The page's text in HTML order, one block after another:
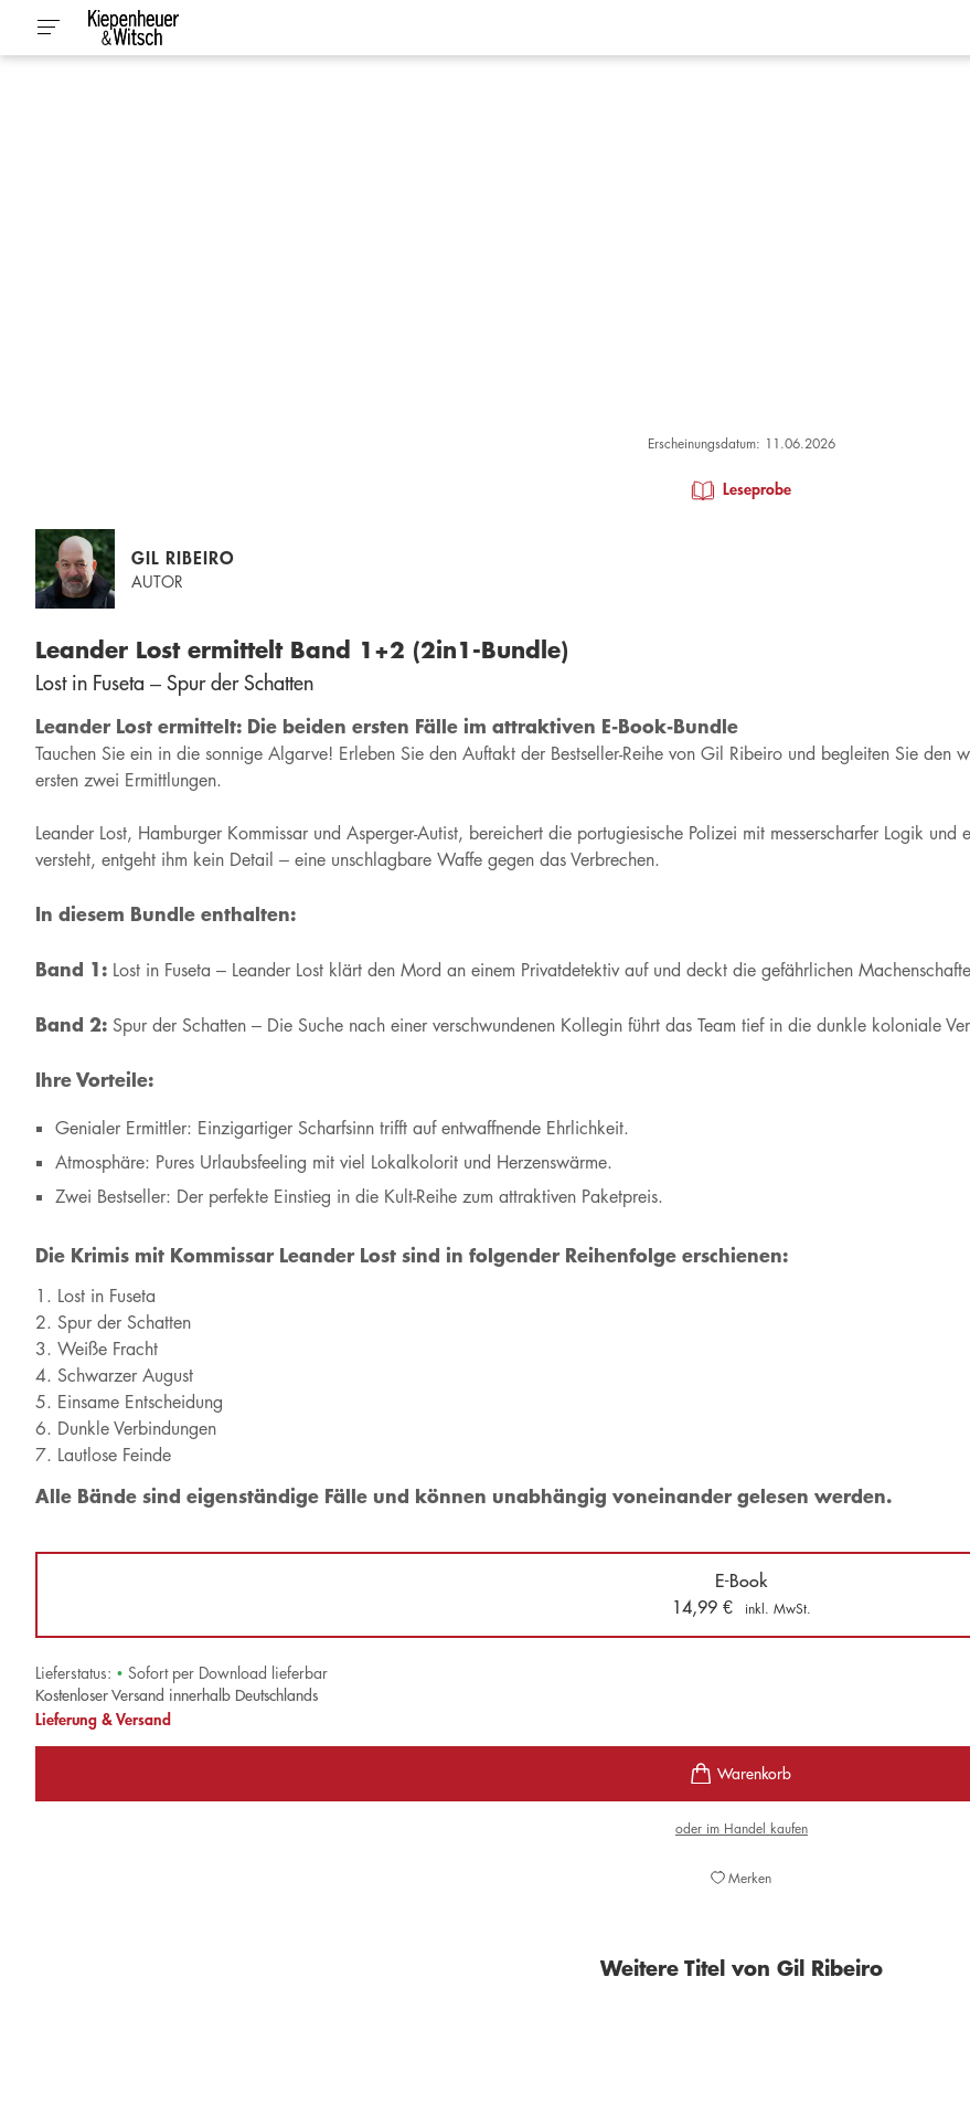
Erscheinungsdatum: 11.06.2026
Leseprobe
GIL RIBEIRO
AUTOR
Leander Lost ermittelt Band 1+2 (2in1-Bundle)
Lost in Fuseta – Spur der Schatten
Leander Lost ermittelt: Die beiden ersten Fälle im attraktiven E-Book-Bundle
Tauchen Sie ein in die sonnige Algarve! Erleben Sie den Auftakt der Bestseller-Reihe von Gil Ribeiro und begleiten Sie den
ersten zwei Ermittlungen.
Leander Lost, Hamburger Kommissar und Asperger-Autist, bereichert die portugiesische Polizei mit messerscharfer Logik
versteht, entgeht ihm kein Detail – eine unschlagbare Waffe gegen das Verbrechen.
In diesem Bundle enthalten:
Band 1: Lost in Fuseta – Leander Lost klärt den Mord an einem Privatdetektiv auf und deckt die gefährlichen
Band 2:Spur der Schatten – Die Suche nach einer verschwundenen Kollegin führt das Team tief in die dunkle koloniale
Ihre Vorteile:
Genialer Ermittler: Einzigartiger Scharfsinn trifft auf entwaffnende Ehrlichkeit.
Atmosphäre: Pures Urlaubsfeeling mit viel Lokalkolorit und Herzenswärme.
Zwei Bestseller: Der perfekte Einstieg in die Kult-Reihe zum attraktiven Paketpreis.
Die Krimis mit Kommissar Leander Lost sind in folgender Reihenfolge erschienen:
Lost in Fuseta
Spur der Schatten
Weiße Fracht
Schwarzer August
Einsame Entscheidung
Dunkle Verbindungen
Lautlose Feinde
Alle Bände sind eigenständige Fälle und können unabhängig voneinander gelesen werden.
E-Book
14,99 € inkl. MwSt.
Lieferstatus: • Sofort per Download lieferbar
Kostenloser Versand innerhalb Deutschlands
Lieferung & Versand
oder im Handel kaufen
Merken
Weitere Titel von Gil Ribeiro